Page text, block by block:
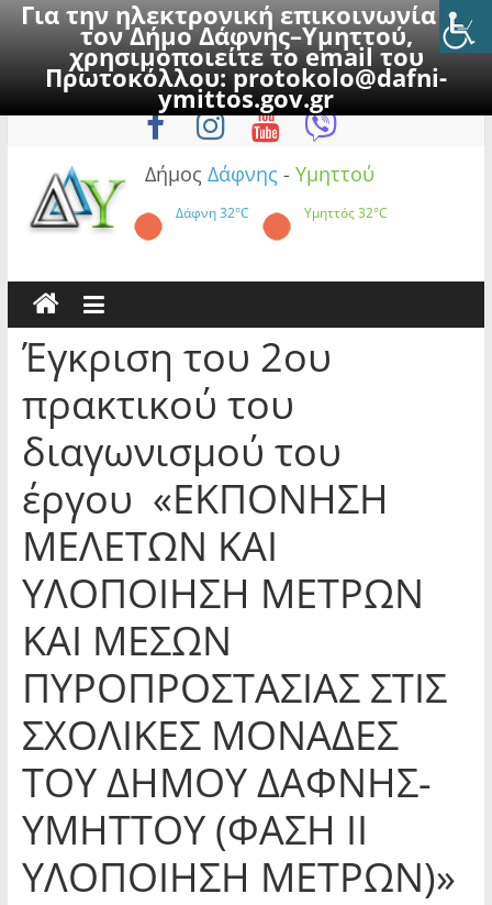
Για την ηλεκτρονική επικοινωνία με
τον Δήμο Δάφνης–Υμηττού,
χρησιμοποιείτε το email του
Πρωτοκόλλου:protokolo@dafni-
ymittos.gov.gr
to
Σάββατο, 8 Αυγούστου 2026
Δήμος Δάφνης - Υμηττού
Δάφνη32°C Υμηττός32°C
Έγκριση του 2ου
πρακτικού του
διαγωνισμού του
έργου «ΕΚΠΟΝΗΣΗ
ΜΕΛΕΤΩΝ ΚΑΙ
ΥΛΟΠΟΙΗΣΗ ΜΕΤΡΩΝ
ΚΑΙ ΜΕΣΩΝ
ΠΥΡΟΠΡΟΣΤΑΣΙΑΣ ΣΤΙΣ
ΣΧΟΛΙΚΕΣ ΜΟΝΑΔΕΣ
ΤΟΥ ΔΗΜΟΥ ΔΑΦΝΗΣ-
ΥΜΗΤΤΟΥ (ΦΑΣΗ ΙΙ
ΥΛΟΠΟΙΗΣΗ ΜΕΤΡΩΝ)»